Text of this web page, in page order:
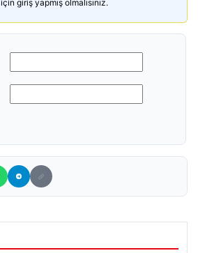
giriş yapmış olmalısınız.